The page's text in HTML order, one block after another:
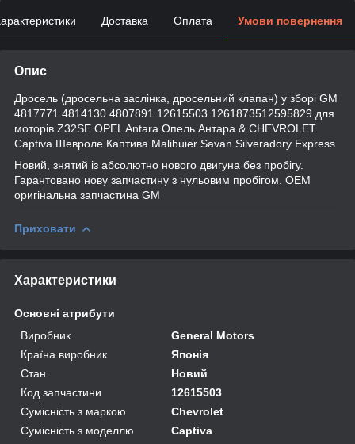
Доставка Оплата Умови повернення
Опис
Дросель (дросельна заслінка, дросельний клапан) у зборі GM
4817771 4814130 4807891 12615503 1261873512595829 для
моторів Z32SE OPEL Antara Опель Антара & CHEVROLET
Captiva Шевроле Каптива Malibuier Savan Silveradory Express
Новий, знятий із абсолютно нового двигуна без пробігу.
Гарантовано нову запчастину з нульовим пробігом. OEM
оригінальна запчастина GM
Приховати
Характеристики
Основні атрибути
Виробник
General Motors
Країна виробник
Японія
Стан
Новий
Код запчастини
12615503
Сумісність з маркою
Chevrolet
Сумісність з моделлю
Captiva